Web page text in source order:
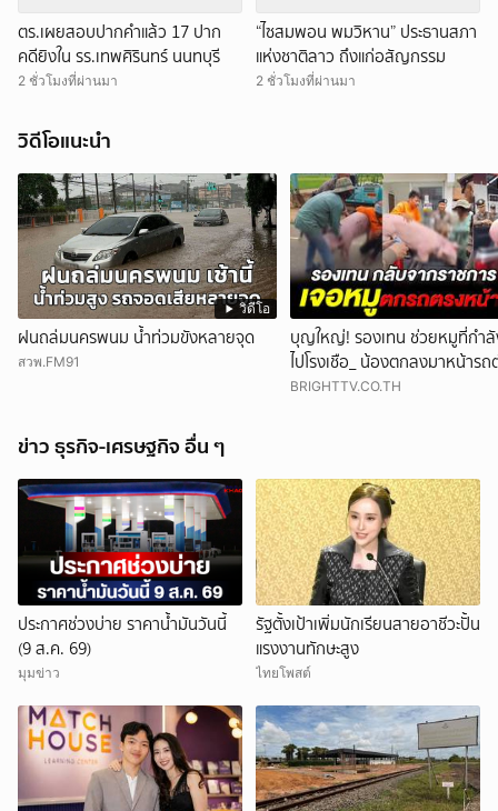
ตร.เผยสอบปากคำแล้ว 17 ปาก
คดียิงใน รร.เทพศิรินทร์ นนทบุรี
2 ชั่วโมงที่ผ่านมา
“ไซสมพอน พมวิหาน” ประธานสภา
แห่งชาติลาว ถึงแก่อสัญกรรม
2 ชั่วโมงที่ผ่านมา
วิดีโอแนะนำ
วิดีโอ
ฝนถล่มนครพนม น้ำท่วมขังหลายจุด
สวพ.FM91
บุญใหญ่! รองเทน ช่วยหมูที่กำ
ไปโรงเชือ_ น้องตกลงมาหน้ารถ
พอดี
BRIGHTTV.CO.TH
ข่าว ธุรกิจ-เศรษฐกิจ อื่น ๆ
ประกาศช่วงบ่าย ราคาน้ำมันวันนี้
(9 ส.ค. 69)
มุมข่าว
รัฐตั้งเป้าเพิ่มนักเรียนสายอาชีวะปั้น
แรงงานทักษะสูง
ไทยโพสต์